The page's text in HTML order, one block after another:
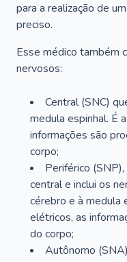
para a realização de
preciso.
Esse médico também
nervosos:
Central (SNC)
medula espinhal. É
informações são
corpo;
Periférico
central e inclui os
cérebro e à medula
elétricos, as
do corpo;
Autônomo